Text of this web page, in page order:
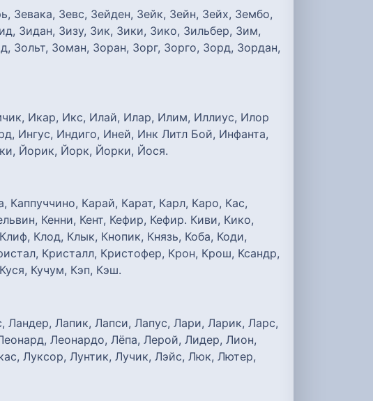
Зевака, Зевс, Зейден, Зейк, Зейн, Зейх, Зембо,
Зидан, Зизу, Зик, Зики, Зико, Зильбер, Зим,
Зольт, Зоман, Зоран, Зорг, Зорго, Зорд, Зордан,
Икар, Икс, Илай, Илар, Илим, Иллиус, Илор
Ингус, Индиго, Иней, Инк Литл Бой, Инфанта,
Йорик, Йорк, Йорки, Йося.
Каппуччино, Карай, Карат, Карл, Каро, Кас,
Кенни, Кент, Кефир, Кефир. Киви, Кико,
Клод, Клык, Кнопик, Князь, Коба, Коди,
Кристалл, Кристофер, Крон, Крош, Ксандр,
Кучум, Кэп, Кэш.
Лапик, Лапси, Лапус, Лари, Ларик, Ларс,
Леонардо, Лёпа, Лерой, Лидер, Лион,
Луксор, Лунтик, Лучик, Лэйс, Люк, Лютер,